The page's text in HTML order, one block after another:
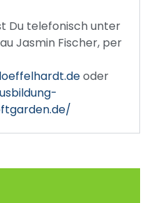
Du telefonisch unter
Jasmin Fischer, per
oder